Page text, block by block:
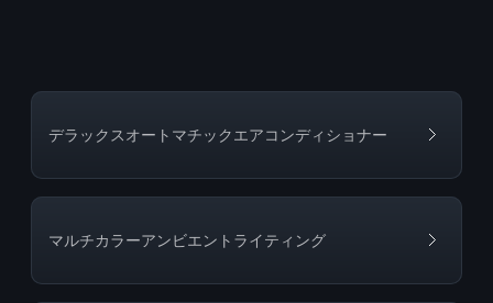
デラックスオートマチックエアコンディショナー
マルチカラーアンビエントライティング